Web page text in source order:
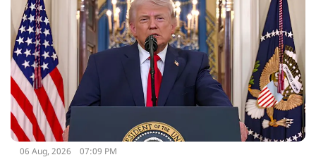
06 Aug, 2026 07:09 PM